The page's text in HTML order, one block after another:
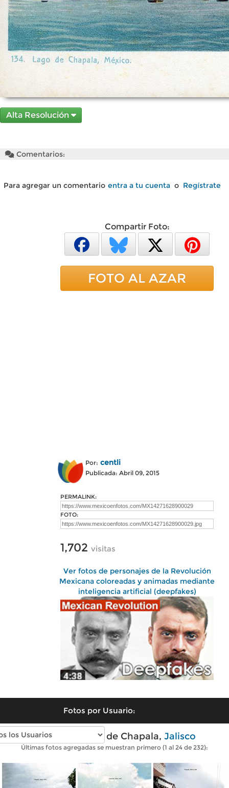
Alta Resolución
Comentarios:
Para agregar un comentario entra a tu cuenta o Regístrate
Compartir Foto:
FOTO AL AZAR
Por: centli
Publicada: Abril 09, 2015
PERMALINK:
FOTO:
1,702 visitas
Ver fotos de personajes de la Revolución
Mexicana coloreadas y animadas mediante
inteligencia artificial (deepfakes)
Fotos por Usuario:
Fotos antiguas de Chapala, Jalisco
Últimas fotos agregadas se muestran primero (1 al 24 de 232):